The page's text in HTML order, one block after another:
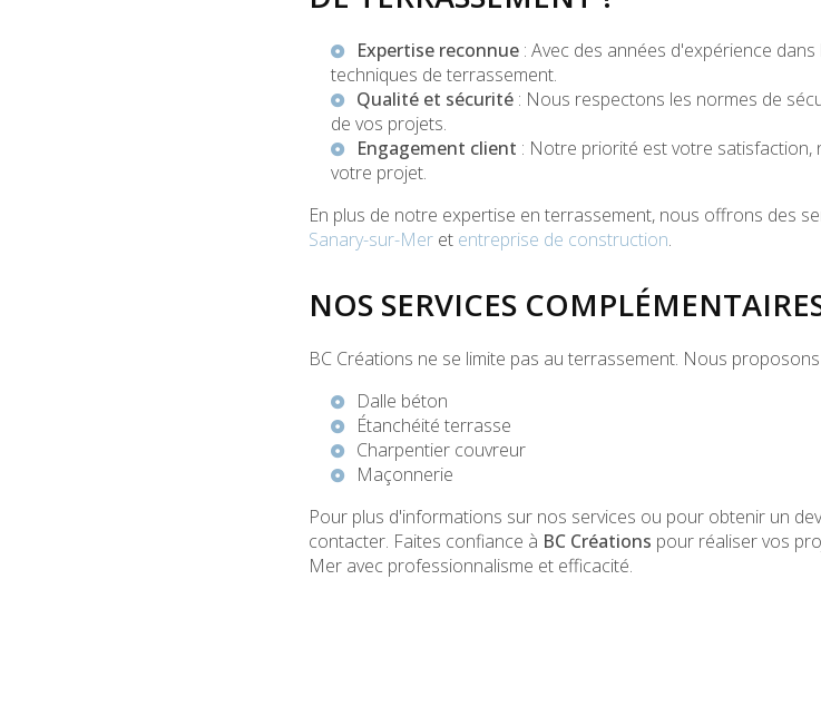
Expertise reconnue : Avec des années d'expérience
techniques de terrassement.
Qualité et sécurité : Nous respectons les normes de
de vos projets.
Engagement client : Notre priorité est votre satisfaction,
votre projet.
En plus de notre expertise en terrassement, nous offrons des
Sanary-sur-Mer et entreprise de construction.
NOS SERVICES
BC Créations ne se limite pas au terrassement. Nous
Dalle béton
Étanchéité terrasse
Charpentier couvreur
Maçonnerie
Pour plus d'informations sur nos services ou pour obtenir un
contacter. Faites confiance à BC Créations pour réaliser vos
Mer avec professionnalisme et efficacité.